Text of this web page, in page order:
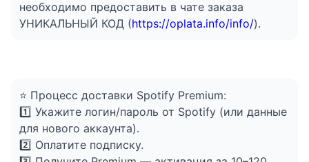
необходимо предоставить в чате заказа
УНИКАЛЬНЫЙ КОД (https://oplata.info/info/).
⭐ Процесс доставки Spotify Premium:
1️⃣ Укажите логин/пароль от Spotify (или данные
для нового аккаунта).
2️⃣ Оплатите подписку.